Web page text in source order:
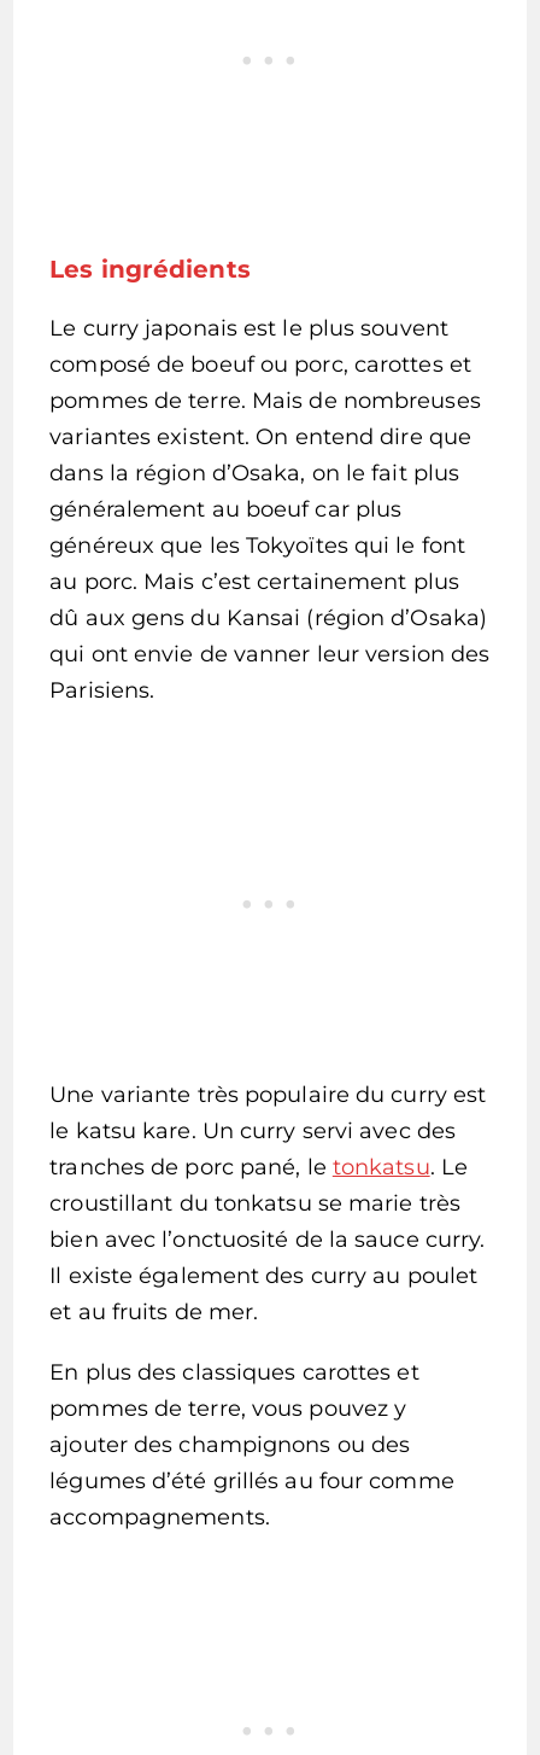
Les ingrédients
Le curry japonais est le plus souvent
composé de boeuf ou porc, carottes et
pommes de terre. Mais de nombreuses
variantes existent. On entend dire que
dans la région d’Osaka, on le fait plus
généralement au boeuf car plus
généreux que les Tokyoïtes qui le font
au porc. Mais c’est certainement plus
dû aux gens du Kansai (région d’Osaka)
qui ont envie de vanner leur version des
Parisiens.
Une variante très populaire du curry est
le katsu kare. Un curry servi avec des
tranches de porc pané, le tonkatsu. Le
croustillant du tonkatsu se marie très
bien avec l’onctuosité de la sauce curry.
Il existe également des curry au poulet
et au fruits de mer.
En plus des classiques carottes et
pommes de terre, vous pouvez y
ajouter des champignons ou des
légumes d’été grillés au four comme
accompagnements.